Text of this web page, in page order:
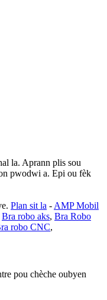
la. Aprann plis sou
pwodwi a. Epi ou fèk
Plan sit la - AMP Mobil
Bra robo aks, Bra Robo
robo CNC,
pou chèche oubyen